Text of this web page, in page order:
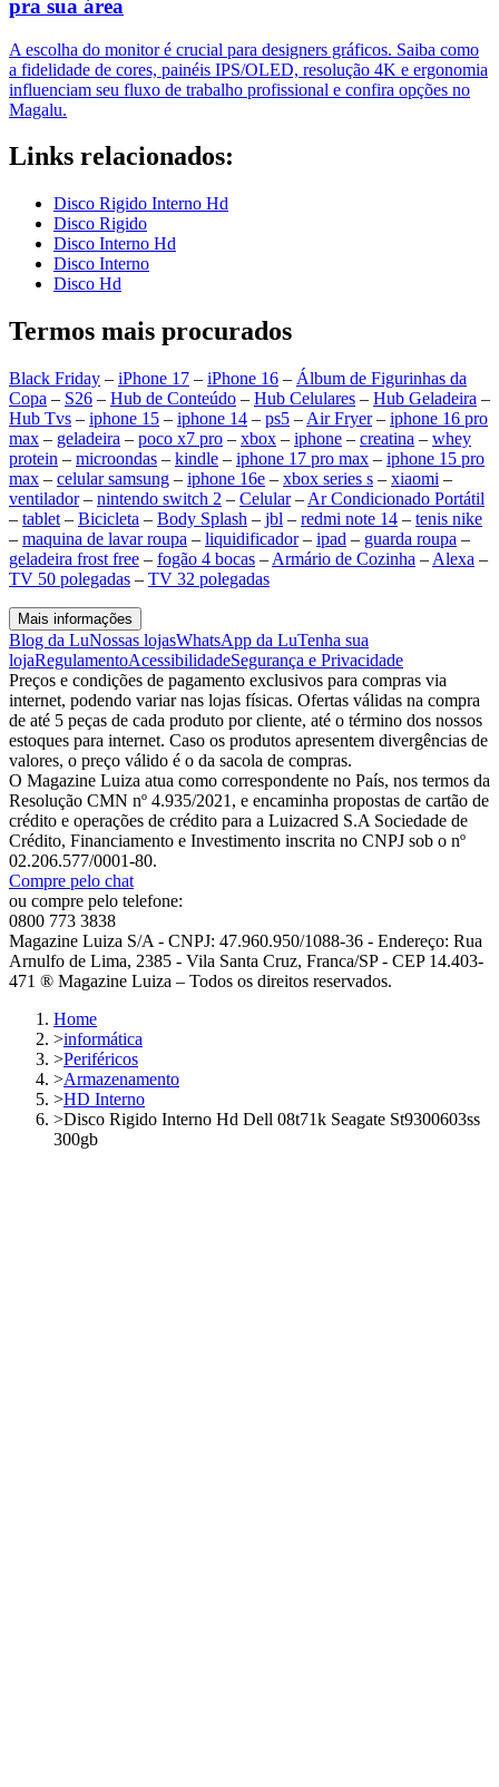
pra sua área
A escolha do monitor é crucial para designers gráficos. Saiba como
a fidelidade de cores, painéis IPS/OLED, resolução 4K e ergonomia
influenciam seu fluxo de trabalho profissional e confira opções no
Magalu.
Links relacionados:
Disco Rigido Interno Hd
Disco Rigido
Disco Interno Hd
Disco Interno
Disco Hd
Termos mais procurados
Black Friday – iPhone 17 – iPhone 16 – Álbum de Figurinhas da
Copa – S26 – Hub de Conteúdo – Hub Celulares – Hub Geladeira –
Hub Tvs – iphone 15 – iphone 14 – ps5 – Air Fryer– iphone 16 pro
max – geladeira – poco x7 pro – xbox – iphone – creatina – whey
protein – microondas – kindle – iphone 17 pro max – iphone 15 pro
max – celular samsung – iphone 16e – xbox series s – xiaomi –
ventilador– nintendo switch 2 – Celular– Ar Condicionado Portátil
– tablet – Bicicleta – Body Splash – jbl – redmi note 14 – tenis nike
– maquina de lavar roupa – liquidificador– ipad – guarda roupa –
geladeira frost free – fogão 4 bocas – Armário de Cozinha – Alexa –
TV 50 polegadas – TV 32 polegadas
Mais informações
Blog da LuNossas lojasWhatsApp da LuTenha sua
lojaRegulamentoAcessibilidadeSegurança e Privacidade
Preços e condições de pagamento exclusivos para compras via
internet, podendo variar nas lojas físicas. Ofertas válidas na compra
de até 5 peças de cada produto por cliente, até o término dos nossos
estoques para internet. Caso os produtos apresentem divergências de
valores, o preço válido é o da sacola de compras.
O Magazine Luiza atua como correspondente no País, nos termos da
Resolução CMN nº 4.935/2021, e encaminha propostas de cartão de
crédito e operações de crédito para a Luizacred S.A Sociedade de
Crédito, Financiamento e Investimento inscrita no CNPJ sob o nº
02.206.577/0001-80.
Compre pelo chat
ou compre pelo telefone:
0800 773 3838
Magazine Luiza S/A - CNPJ: 47.960.950/1088-36 - Endereço: Rua
Arnulfo de Lima, 2385 - Vila Santa Cruz, Franca/SP - CEP 14.403-
471 ® Magazine Luiza – Todos os direitos reservados.
Home
>informática
>Periféricos
>Armazenamento
>HD Interno
>Disco Rigido Interno Hd Dell 08t71k Seagate St9300603ss
300gb